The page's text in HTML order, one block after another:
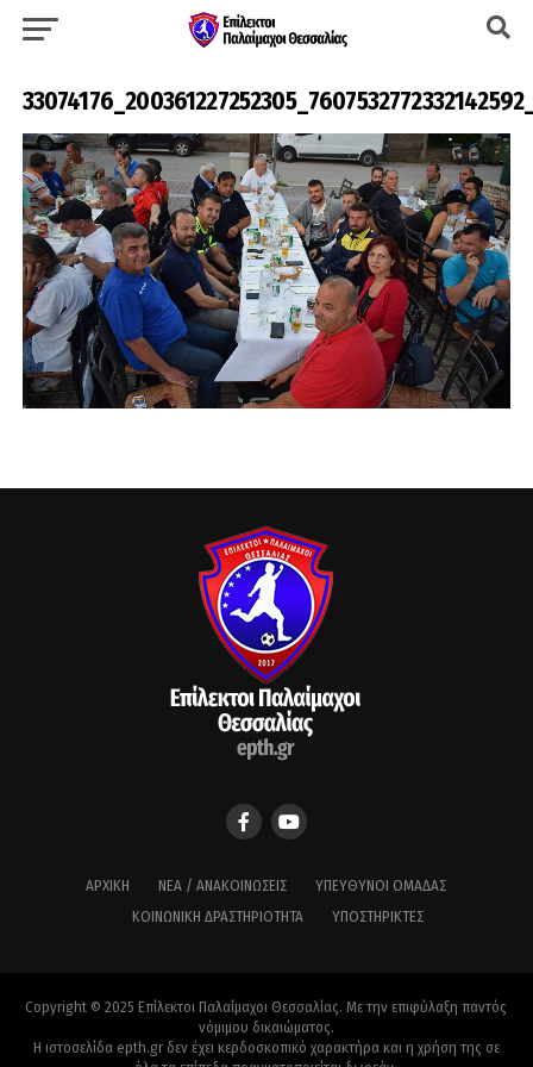
ΑΡΧΙΚΉ ΝΈΑ / ΑΝΑΚΟΙΝΏΣΕΙΣ
ΥΠΕΎΘΥΝΟΙ ΟΜΆΔΑΣ
ΚΟΙΝΩΝΙΚΉ ΔΡΑΣΤΗΡΙΌΤΗΤΑ
ΥΠΟΣΤΗΡΙΚΤΈΣ
Copyright © 2025 Επίλεκτοι Παλαίμαχοι Θεσσαλίας. Με την επιφύλαξη παντός
νόμιμου δικαιώματος.
Η ιστοσελίδα epth.gr δεν έχει κερδοσκοπικό χαρακτήρα και η χρήση της σε